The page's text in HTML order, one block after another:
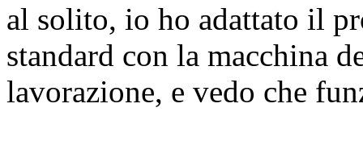
al solito, io ho adattato il
standard con la macchina
lavorazione, e vedo che